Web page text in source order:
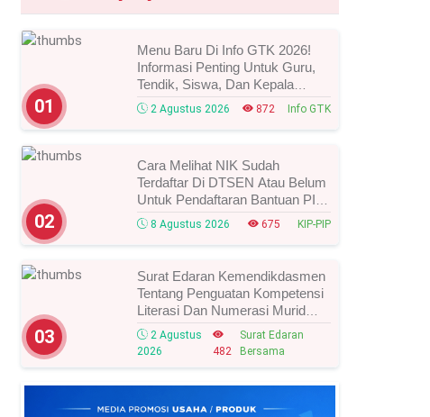
01
Menu Baru Di Info GTK 2026!
Informasi Penting Untuk Guru,
Tendik, Siswa, Dan Kepala
Sekolah, Segera Cek Ini Batas
Waktunya!
2 Agustus 2026 872 Info GTK
02
Cara Melihat NIK Sudah
Terdaftar Di DTSEN Atau Belum
Untuk Pendaftaran Bantuan PIP
Tahun 2026/2027, Ini Cara Cek
Dan Syarat Perubahan Desil!
8 Agustus 2026 675 KIP-PIP
03
Surat Edaran Kemendikdasmen
Tentang Penguatan Kompetensi
Literasi Dan Numerasi Murid
Tahun 2026, Ini Strategi Dan
Alurnya
2 Agustus
2026
482
Surat Edaran
Bersama